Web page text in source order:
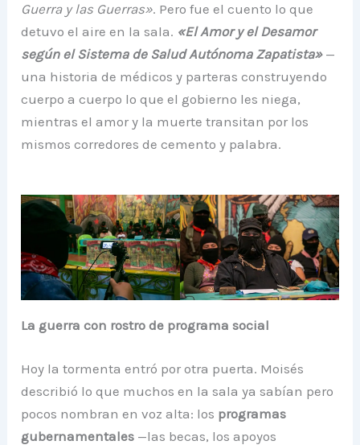
Guerra y las Guerras». Pero fue el cuento lo que
detuvo el aire en la sala. «El Amor y el Desamor
según el Sistema de Salud Autónoma Zapatista»—
una historia de médicos y parteras construyendo
cuerpo a cuerpo lo que el gobierno les niega,
mientras el amor y la muerte transitan por los
mismos corredores de cemento y palabra.
La guerra con rostro de programa social
Hoy la tormenta entró por otra puerta. Moisés
describió lo que muchos en la sala ya sabían pero
pocos nombran en voz alta: los programas
gubernamentales —las becas, los apoyos